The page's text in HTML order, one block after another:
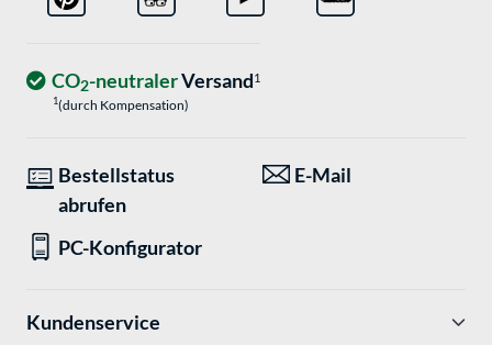
CO2-neutralerVersand1
1(durch Kompensation)
Bestellstatus
abrufen
E-Mail
PC-Konfigurator
Kundenservice